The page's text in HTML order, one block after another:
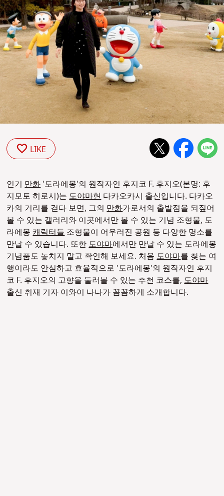
LIKE
인기만화'도라에몽'의 원작자인 후지코 F. 후지오(본명: 후
지모토 히로시)는도야마현다카오카시 출신입니다. 다카오
카의 거리를 걷다 보면, 그의만화가로서의 출발점을 되짚어
볼 수 있는 갤러리와 이곳에서만 볼 수 있는 기념 조형물, 도
라에몽캐릭터들조형물이 어우러진 공원 등 다양한 명소를
만날 수 있습니다. 또한도야마에서만 만날 수 있는 도라에몽
기념품도 놓치지 말고 확인해 보세요. 처음도야마를 찾는 여
행이라도 안심하고 효율적으로 '도라에몽'의 원작자인 후지
코 F. 후지오의 고향을 둘러볼 수 있는 추천 코스를,도야마
출신 취재 기자 이와이 나나가 꼼꼼하게 소개합니다.